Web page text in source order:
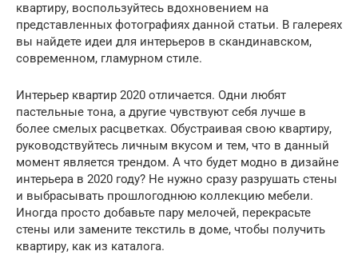
квартиру, воспользуйтесь вдохновением на
представленных фотографиях данной статьи. В галереях
вы найдете идеи для интерьеров в скандинавском,
современном, гламурном стиле.
Интерьер квартир 2020 отличается. Одни любят
пастельные тона, а другие чувствуют себя лучше в
более смелых расцветках. Обустраивая свою квартиру,
руководствуйтесь личным вкусом и тем, что в данный
момент является трендом. А что будет модно в дизайне
интерьера в 2020 году? Не нужно сразу разрушать стены
и выбрасывать прошлогоднюю коллекцию мебели.
Иногда просто добавьте пару мелочей, перекрасьте
стены или замените текстиль в доме, чтобы получить
квартиру, как из каталога.